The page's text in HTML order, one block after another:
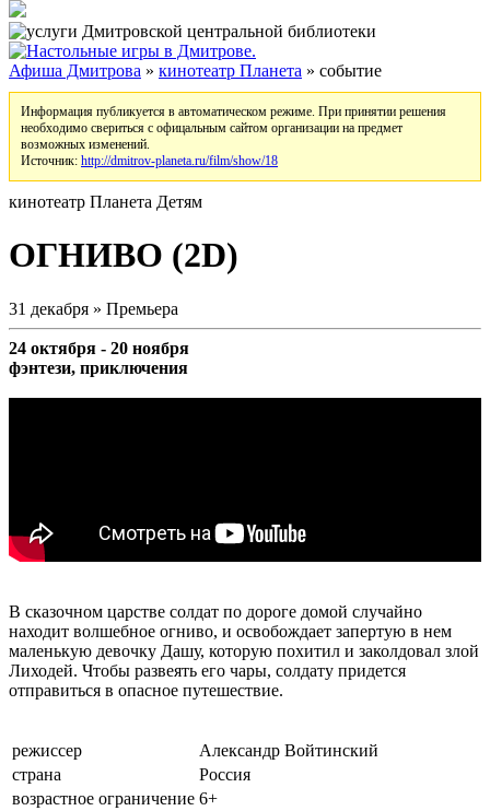
Афиша Дмитрова » кинотеатр Планета » событие
Информация публикуется в автоматическом режиме. При принятии решения
необходимо свериться с офицальным сайтом организации на предмет
возможных изменений.
Источник: http://dmitrov-planeta.ru/film/show/18
кинотеатр Планета Детям
ОГНИВО (2D)
31 декабря » Премьера
24 октября - 20 ноября
фэнтези, приключения
В сказочном царстве солдат по дороге домой случайно
находит волшебное огниво, и освобождает запертую в нем
маленькую девочку Дашу, которую похитил и заколдовал злой
Лиходей. Чтобы развеять его чары, солдату придется
отправиться в опасное путешествие.
режиссер
Александр Войтинский
страна
Россия
возрастное ограничение 6+